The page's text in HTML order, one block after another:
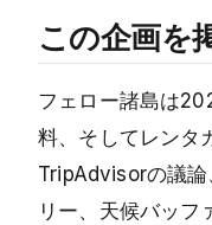
この企画を
フェロー諸島は
料、そしてレンタ
TripAdvisorの議論
リー、天候バッフ